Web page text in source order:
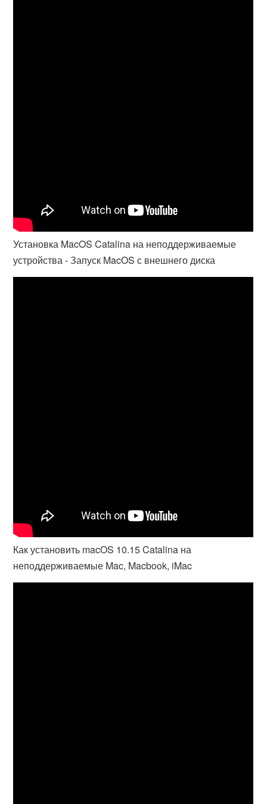
Установка MacOS Catalina на неподдерживаемые
устройства - Запуск MacOS с внешнего диска
Как установить macOS 10.15 Catalina на
неподдерживаемые Mac, Macbook, iMac